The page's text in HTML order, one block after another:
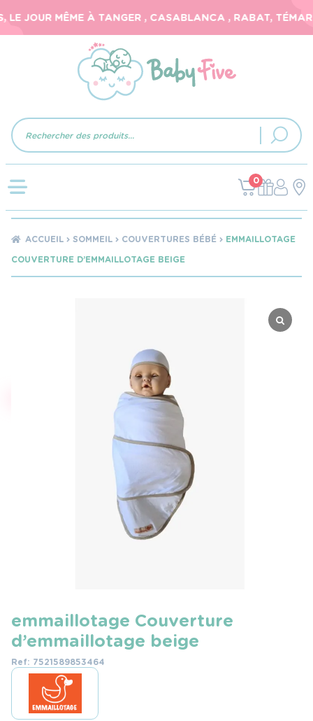
JOUR MÊME À TANGER , CASABLANCA , RABAT,
Recherche
de
produits
0
ACCUEIL SOMMEIL COUVERTURES BÉBÉ
EMMAILLOTAGE
COUVERTURE D’EMMAILLOTAGE BEIGE
emmaillotage Couverture
d’emmaillotage beige
Ref: 7521589853464